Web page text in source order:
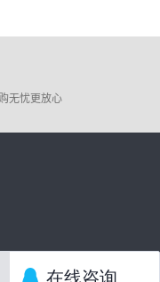
无忧更放心